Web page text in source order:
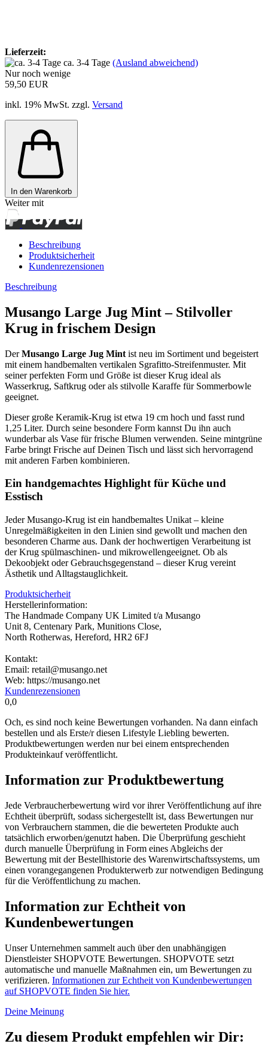
Lieferzeit:
ca. 3-4 Tage (Ausland abweichend)
Nur noch wenige
59,50 EUR
inkl. 19% MwSt. zzgl. Versand
In den Warenkorb
Weiter mit
Beschreibung
Produktsicherheit
Kundenrezensionen
Beschreibung
Musango Large Jug Mint – Stilvoller
Krug in frischem Design
DerMusango Large Jug Mint ist neu im Sortiment und begeistert
mit einem handbemalten vertikalen Sgrafitto-Streifenmuster. Mit
seiner perfekten Form und Größe ist dieser Krug ideal als
Wasserkrug, Saftkrug oder als stilvolle Karaffe für Sommerbowle
geeignet.
Dieser große Keramik-Krug ist etwa 19 cm hoch und fasst rund
1,25 Liter. Durch seine besondere Form kannst Du ihn auch
wunderbar als Vase für frische Blumen verwenden. Seine mintgrüne
Farbe bringt Frische auf Deinen Tisch und lässt sich hervorragend
mit anderen Farben kombinieren.
Ein handgemachtes Highlight für Küche und
Esstisch
Jeder Musango-Krug ist ein handbemaltes Unikat – kleine
Unregelmäßigkeiten in den Linien sind gewollt und machen den
besonderen Charme aus. Dank der hochwertigen Verarbeitung ist
der Krug spülmaschinen- und mikrowellengeeignet. Ob als
Dekoobjekt oder Gebrauchsgegenstand – dieser Krug vereint
Ästhetik und Alltagstauglichkeit.
Produktsicherheit
Herstellerinformation:
The Handmade Company UK Limited t/a Musango
Unit 8, Centenary Park, Munitions Close,
North Rotherwas, Hereford, HR2 6FJ
Kontakt:
Email: retail@musango.net
Web: https://musango.net
Kundenrezensionen
0,0
Och, es sind noch keine Bewertungen vorhanden. Na dann einfach
bestellen und als Erste/r diesen Lifestyle Liebling bewerten.
Produktbewertungen werden nur bei einem entsprechenden
Produkteinkauf veröffentlicht.
Information zur Produktbewertung
Jede Verbraucherbewertung wird vor ihrer Veröffentlichung auf ihre
Echtheit überprüft, sodass sichergestellt ist, dass Bewertungen nur
von Verbrauchern stammen, die die bewerteten Produkte auch
tatsächlich erworben/genutzt haben. Die Überprüfung geschieht
durch manuelle Überprüfung in Form eines Abgleichs der
Bewertung mit der Bestellhistorie des Warenwirtschaftssystems, um
einen vorangegangenen Produkterwerb zur notwendigen Bedingung
für die Veröffentlichung zu machen.
Information zur Echtheit von
Kundenbewertungen
Unser Unternehmen sammelt auch über den unabhängigen
Dienstleister SHOPVOTE Bewertungen. SHOPVOTE setzt
automatische und manuelle Maßnahmen ein, um Bewertungen zu
verifizieren. Informationen zur Echtheit von Kundenbewertungen
auf SHOPVOTE finden Sie hier.
Deine Meinung
Zu diesem Produkt empfehlen wir Dir: